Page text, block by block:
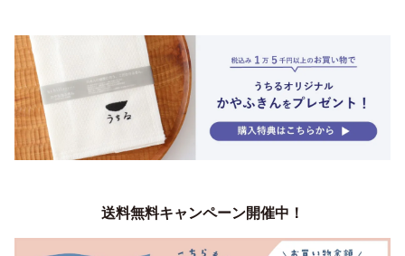
送料無料キャンペーン開催中！